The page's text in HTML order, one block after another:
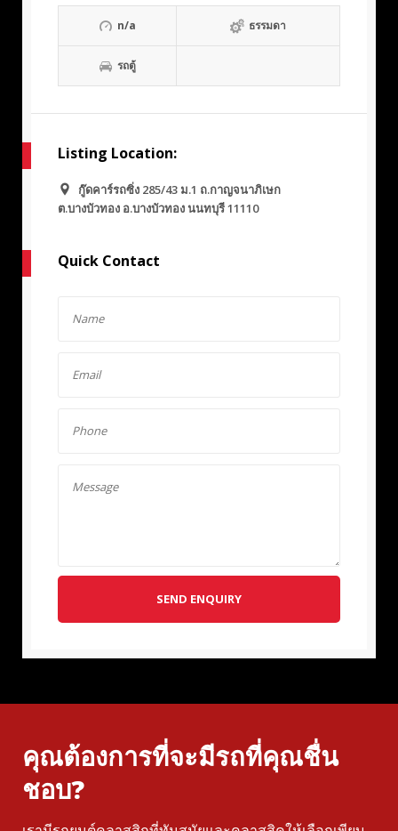
n/a ธรรมดา
รถตู้
Listing Location:
กู๊ดคาร์รถซิ่ง 285/43 ม.1 ถ.กาญจนาภิเษก
ต.บางบัวทอง อ.บางบัวทอง นนทบุรี 11110
Quick Contact
SEND ENQUIRY
คุณต้องการที่จะมีรถที่คุณชื่น
ชอบ?